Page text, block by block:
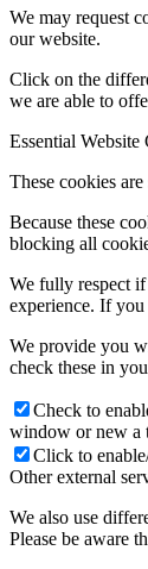
We may request
our website.
Click on the
we are able to
Essential Website
These cookies
Because these
blocking all
We fully respect
experience. If
We provide you
check these in
Check to
window or new a
Click to
Other external
We also use
Please be aware